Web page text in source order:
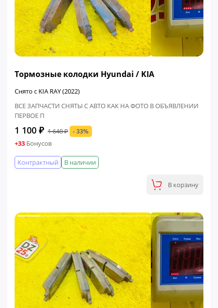
Тормозные колодки Hyundai / KIA
Снято с KIA RAY (2022)
ВСЕ ЗАПЧАСТИ СНЯТЫ С АВТО КАК НА ФОТО В ОБЪЯВЛЕНИИ
ПЕРВОЕ П
1 100 ₽ 1 648 ₽ - 33%
+33 Бонусов
В наличии
Контрактный
В корзину